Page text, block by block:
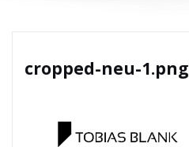
cropped-neu-1.png